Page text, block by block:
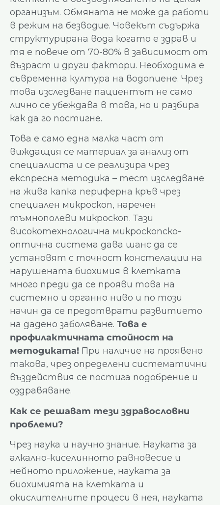
организъм. Обмяната не може да работи
в режим на безводие. Човекът съдържа
структурирана вода когато е здрав и
тя е повече от 70-80% в зависимост от
възраст и други фактори. Необходима е
съвременна култура на водопиене. Чрез
това изследване пациентът не само
лично се убеждава в това, но и разбира
как да го постигне.
Това е само една малка част от
виждащия се материал за анализ от
специалиста и се реализира чрез
експресна методика – тест изследване
на жива капка периферна кръв чрез
специален микроскоп, наречен
тъмнополеви микроскоп. Тази
високотехнологична микроскопско-
оптична система дава шанс да се
установят с точност констелации на
нарушената биохимия в клетката
много преди да се прояви това на
системно и органно ниво и по този
начин да се предотврати развитието
на дадено заболяване. Това е
профилактичната стойност на
методиката! При наличие на проявено
такова, чрез определени систематични
въздействия се постига подобрение и
оздравяване.
Как се решават тези здравословни
проблеми?
Чрез наука и научно знание. Науката за
алкално-киселинното равновесие и
нейното приложение, науката за
биохимията на клетката и
окислителните процеси в нея, науката